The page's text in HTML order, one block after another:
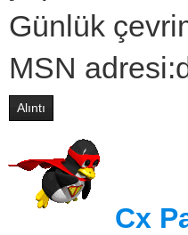
Günlük
MSN
Alıntı
Cx